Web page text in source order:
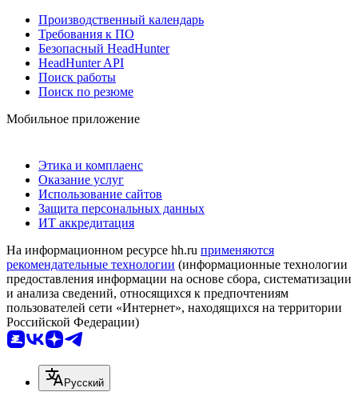
Производственный календарь
Требования к ПО
Безопасный HeadHunter
HeadHunter API
Поиск работы
Поиск по резюме
Мобильное приложение
Этика и комплаенс
Оказание услуг
Использование сайтов
Защита персональных данных
ИТ аккредитация
На информационном ресурсе hh.ru применяются
рекомендательные технологии (информационные технологии
предоставления информации на основе сбора, систематизации
и анализа сведений, относящихся к предпочтениям
пользователей сети «Интернет», находящихся на территории
Российской Федерации)
Русский